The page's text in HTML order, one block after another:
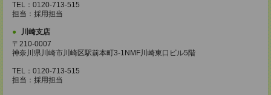
TEL：0120-713-515
担当：採用担当
川崎支店
〒210-0007
神奈川県川崎市川崎区駅前本町3-1NMF川崎東口ビル5階
TEL：0120-713-515
担当：採用担当